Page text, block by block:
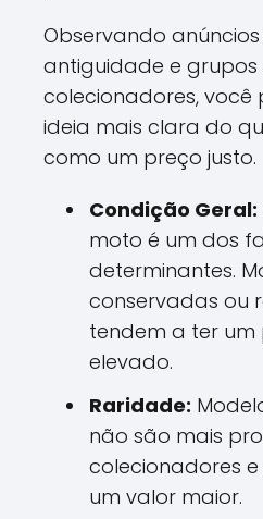
Observando
antiguidade e grupos
colecionadores,
ideia mais clara do
como um preço justo.
Condição Geral:
moto é um dos
determinantes.
conservadas ou
tendem a ter um
elevado.
Raridade:
não são mais
colecionadores
um valor maior.